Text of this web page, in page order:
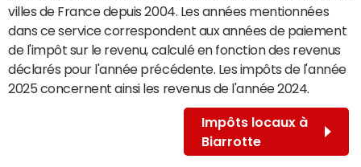
villes de France depuis 2004. Les années mentionnées
dans ce service correspondent aux années de paiement
de l'impôt sur le revenu, calculé en fonction des revenus
déclarés pour l'année précédente. Les impôts de l'année
2025 concernent ainsi les revenus de l'année 2024.
Impôts locaux à
Biarrotte